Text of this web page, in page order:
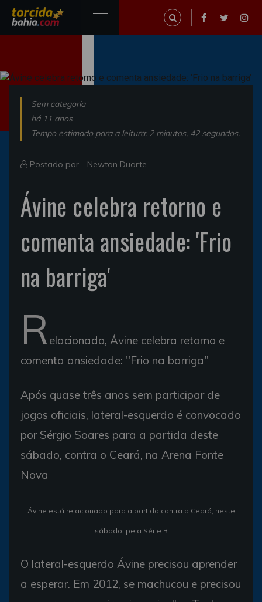
Sem categoria
há 11 anos
Tempo estimado para a leitura: 2 minutos, 42 segundos.
Postado por - Newton Duarte
Ávine celebra retorno e
comenta ansiedade: 'Frio
na barriga'
Relacionado, Ávine celebra retorno e
comenta ansiedade: "Frio na barriga"
Após quase três anos sem participar de
jogos oficiais, lateral-esquerdo é convocado
por Sérgio Soares para a partida deste
sábado, contra o Ceará, na Arena Fonte
Nova
Ávine está relacionado para a partida contra o Ceará, neste
sábado, pela Série B
O lateral-esquerdo Ávine precisou aprender
a esperar. Em 2012, se machucou e precisou